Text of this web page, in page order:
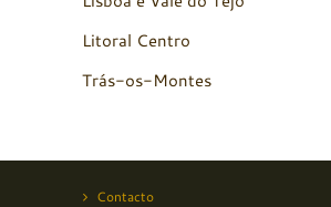
Litoral Centro
Trás-os-Montes
Contacto